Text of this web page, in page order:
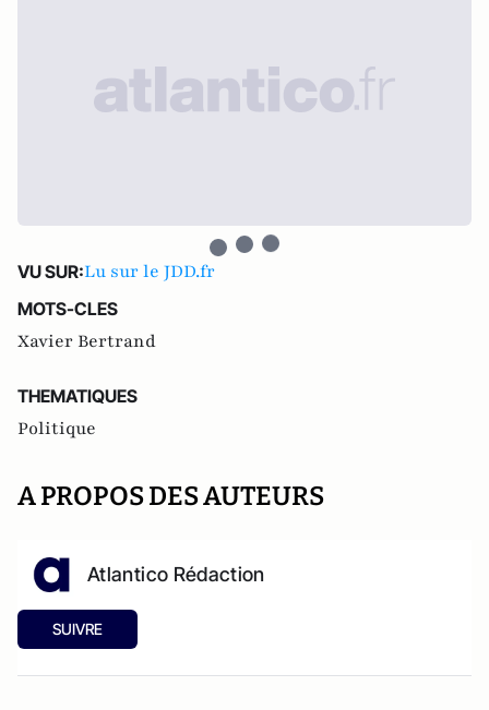
VU SUR:Lu sur le JDD.fr
MOTS-CLES
Xavier Bertrand
THEMATIQUES
Politique
A PROPOS DES AUTEURS
Atlantico Rédaction
SUIVRE